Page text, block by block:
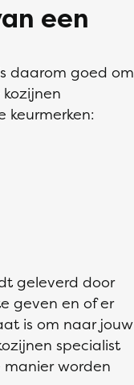
een
daarom goed om
keurmerken:
geleverd door
geven en of er
is om naar jouw
specialist
manier worden